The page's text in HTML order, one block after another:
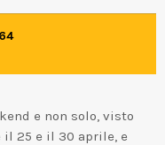
e non solo, visto
25 e il 30 aprile, e